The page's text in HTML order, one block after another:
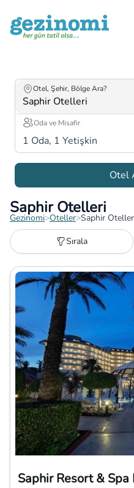
Otel, Şehir, Bölge Ara?
Oda ve Misafir
1 Oda, 1 Yetişkin
Otel
Saphir Otelleri
Gezinomi>Oteller>Saphir
Sırala
Saphir Resort &